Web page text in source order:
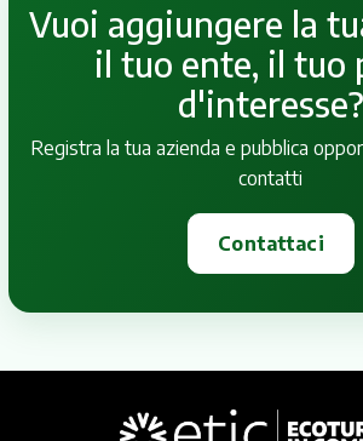
Vuoi aggiungere la
il tuo ente, il tuo
d'interesse?
Registra la tua azienda e pubblica
contatti
Contattaci